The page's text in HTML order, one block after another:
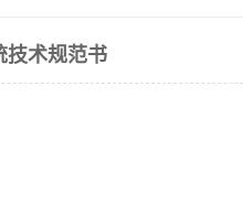
技术规范书